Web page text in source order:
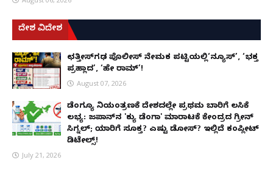
ದೇಶ ವಿದೇಶ
ಛತ್ತೀಸ್‌ಗಢ ಪೊಲೀಸ್ ನೇಮಕ ಪಟ್ಟಿಯಲ್ಲಿ‘ನ್ಯೂಸ್’, ‘ಭಕ್ತ
ಪ್ರಹ್ಲಾದ’, ‘ಹೇ ರಾಮ್’!
August 07, 2026
ಡೆಂಗ್ಯೂ ನಿಯಂತ್ರಣಕ್ಕೆ ದೇಶದಲ್ಲೇ ಪ್ರಥಮ ಬಾರಿಗೆ ಲಸಿಕೆ
ಲಭ್ಯ: ಜಪಾನ್‌ನ 'ಕ್ಯು ಡೆಂಗಾ' ಮಾರಾಟಕ್ಕೆ ಕೇಂದ್ರದ ಗ್ರೀನ್
ಸಿಗ್ನಲ್; ಯಾರಿಗೆ ಸೂಕ್ತ? ಎಷ್ಟು ಡೋಸ್? ಇಲ್ಲಿದೆ ಕಂಪ್ಲೀಟ್
ಡಿಟೇಲ್ಸ್!
July 21, 2026